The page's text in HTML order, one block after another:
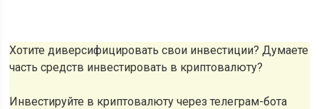
Хотите диверсифицировать свои инвестиции? Думаете
часть средств инвестировать в криптовалюту?
Инвестируйте в криптовалюту через телеграм-бота